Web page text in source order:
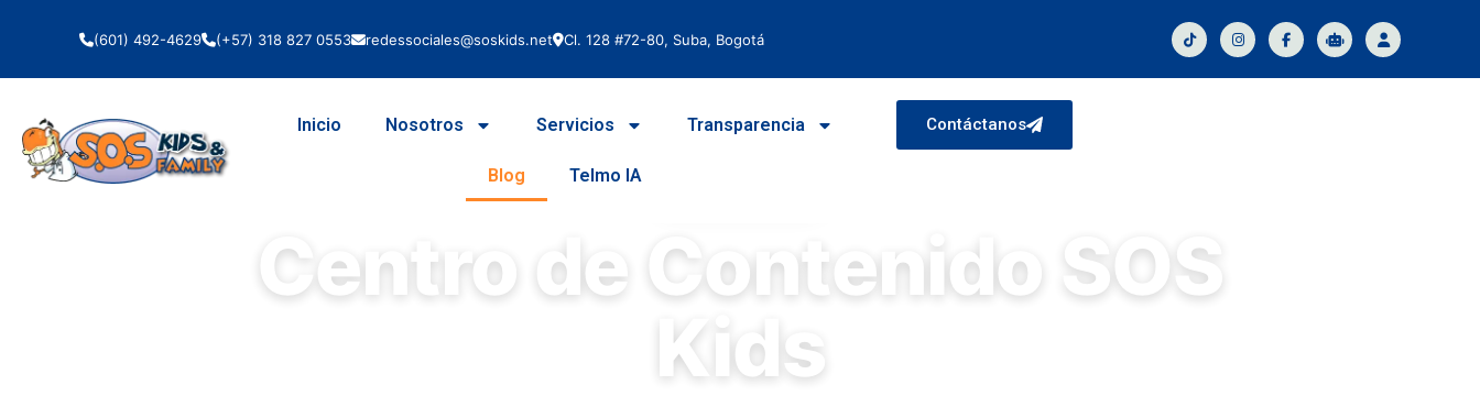
(601) 492-4629 (+57) 318 827 0553 redessociales@soskids.net Cl. 128 #72-80, Suba, Bogotá
Inicio Nosotros Servicios Transparencia
Blog Telmo IA
Contáctanos
Centro de Contenido SOS
Kids